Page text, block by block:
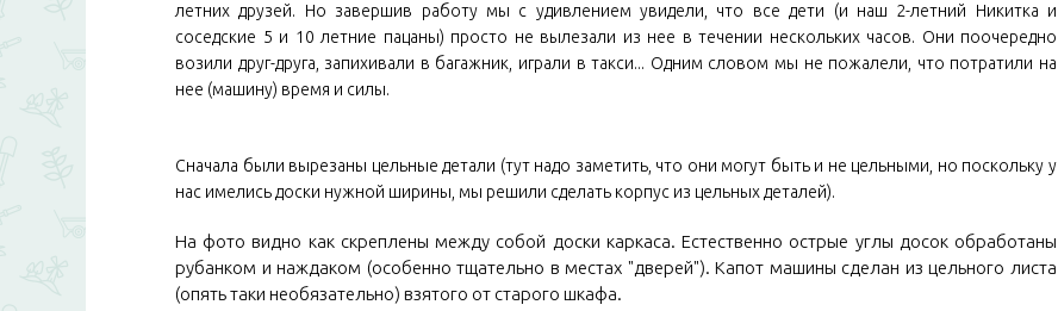
летних друзей. Но завершив работу мы с удивлением увидели, что все дети (и наш 2-летний Никитка и
соседские 5 и 10 летние пацаны) просто не вылезали из нее в течении нескольких часов. Они поочередно
возили друг-друга, запихивали в багажник, играли в такси... Одним словом мы не пожалели, что потратили на
нее (машину) время и силы.
Сначала были вырезаны цельные детали (тут надо заметить, что они могут быть и не цельными, но поскольку у
нас имелись доски нужной ширины, мы решили сделать корпус из цельных деталей).
На фото видно как скреплены между собой доски каркаса. Естественно острые углы досок обработаны
рубанком и наждаком (особенно тщательно в местах "дверей"). Капот машины сделан из цельного листа
(опять таки необязательно) взятого от старого шкафа.